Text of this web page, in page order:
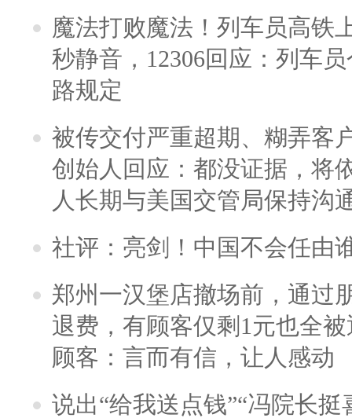
魔法打败魔法！列车员高铁
秒静音，12306回应：列车
路规定
被传交付严重超期、糊弄客
创始人回应：都没证据，将
人长期与美国交管局保持沟
社评：亮剑！中国不会任由
郑州一汉堡店撤场前，通过
退费，有顾客仅剩1元也全
顾客：言而有信，让人感动
说出“给我送点钱”“冯院长